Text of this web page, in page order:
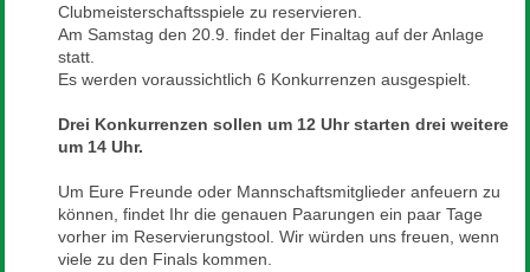
Clubmeisterschaftsspiele zu reservieren.
Am Samstag den 20.9. findet der Finaltag auf der Anlage
statt.
Es werden voraussichtlich 6 Konkurrenzen ausgespielt.
Drei Konkurrenzen sollen um 12 Uhr starten drei weitere
um 14 Uhr.
Um Eure Freunde oder Mannschaftsmitglieder anfeuern zu
können, findet Ihr die genauen Paarungen ein paar Tage
vorher im Reservierungstool. Wir würden uns freuen, wenn
viele zu den Finals kommen.